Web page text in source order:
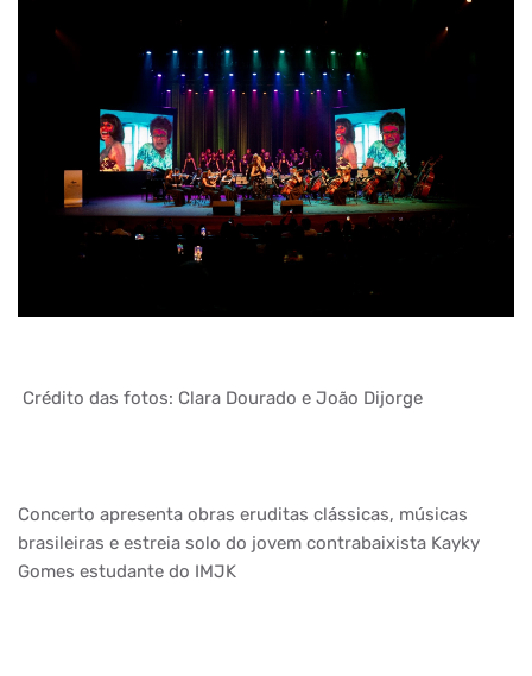
Crédito das fotos: Clara Dourado e João Dijorge
Concerto apresenta obras eruditas clássicas, músicas
brasileiras e estreia solo do jovem contrabaixista Kayky
Gomes estudante do IMJK